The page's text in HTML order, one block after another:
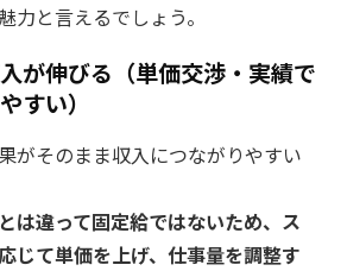
力と言えるでしょう。
が伸びる（単価交渉・実績で
すい）
がそのまま収入につながりやすい
は違って固定給ではないため、ス
じて単価を上げ、仕事量を調整す